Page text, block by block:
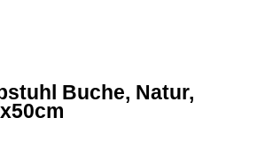
Buche, Natur,